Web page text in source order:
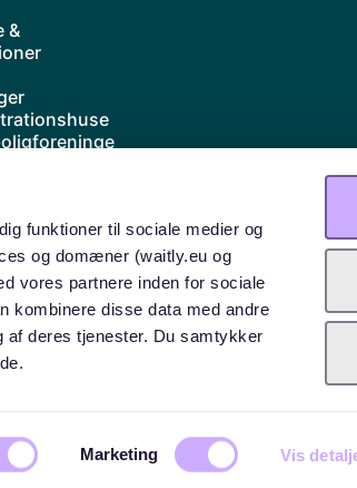
funktioner til sociale medier og
og domæner (waitly.eu og
vores partnere inden for sociale
kombinere disse data med andre
af deres tjenester. Du samtykker
Marketing Vis
&